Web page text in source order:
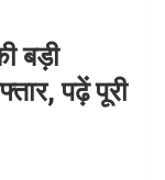
बड़ी
पढ़ें पूरी